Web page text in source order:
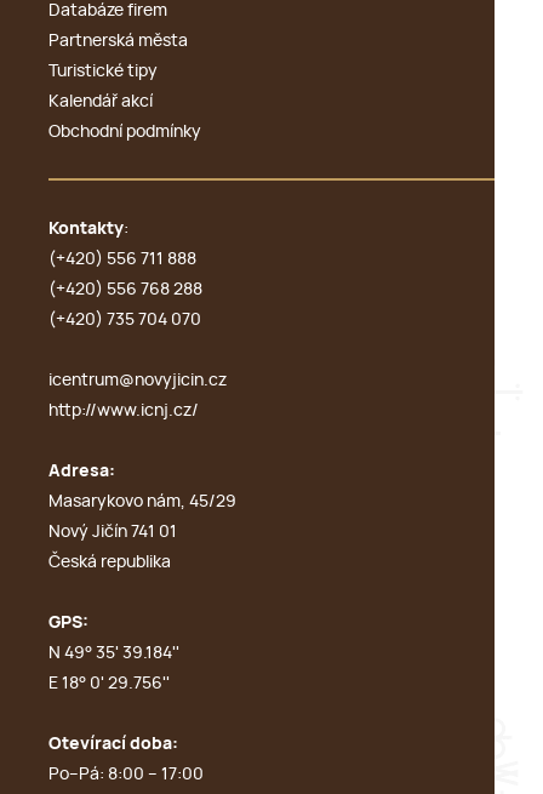
Databáze firem
Partnerská města
Turistické tipy
Kalendář akcí
Obchodní podmínky
Kontakty:
(+420) 556 711 888
(+420) 556 768 288
(+420) 735 704 070
icentrum@novyjicin.cz
http://www.icnj.cz/
Adresa:
Masarykovo nám, 45/29
Nový Jičín 741 01
Česká republika
GPS:
N 49° 35' 39.184''
E 18° 0' 29.756''
Otevírací doba:
Po–Pá: 8:00 – 17:00